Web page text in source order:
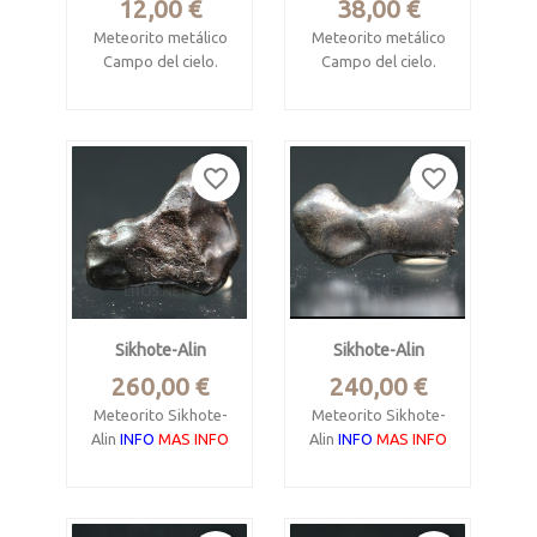
Precio
12,00 €
Meteorito metálico
Campo del cielo.
Argentina, 27° 38′ 0″ S, 61° 43′ 0″ W
Meteorito metálico,
octaedrita gruesa
IAB.
Pesa 7.76 gramos.
Mide 1.7 x 1.4 x 1
Precio
38,00 €
Meteorito metálico
Campo del cielo.
Argentina, 27° 38′ 0″ S, 61° 43′ 0″
Meteorito metálico,
octaedrita gruesa
IAB.
Pesa 19.6 gramos.
Mide 3.4 x 3.1 x 1.5
Sikhote-Alin
Precio
260,00 €
Meteorito Sikhote-
Alin INFO MAS INFO
favorite_border
Sikhote-Alin
Precio
240,00 €
Meteorito Sikhote-
Alin INFO MAS INFO
favorite_border